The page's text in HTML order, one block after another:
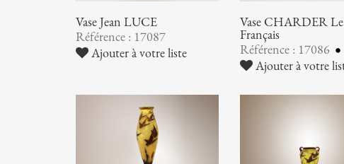
Vase Jean LUCE
Référence : 17087
Ajouter à votre liste
Vase CHARDER Le
Français
Référence : 17086
Ajouter à votre